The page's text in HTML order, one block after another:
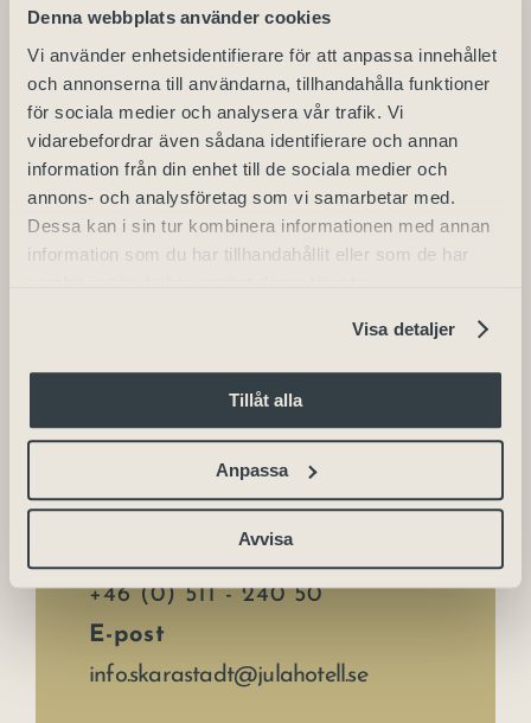
Denna webbplats använder cookies
Vi använder enhetsidentifierare för att anpassa innehållet
och annonserna till användarna, tillhandahålla funktioner
för sociala medier och analysera vår trafik. Vi
vidarebefordrar även sådana identifierare och annan
information från din enhet till de sociala medier och
annons- och analysföretag som vi samarbetar med.
Dessa kan i sin tur kombinera informationen med annan
information som du har tillhandahållit eller som de har
Visa detaljer
Tillåt alla
Anpassa
Avvisa
Detaljer
Arrangör
Skara Stadshotell
+46 (0) 511 - 240 50
E-post
info.skarastadt@julahotell.se